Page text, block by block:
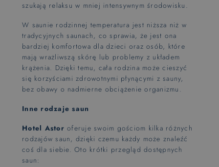
szukają relaksu w mniej intensywnym środowisku.
W saunie rodzinnej temperatura jest niższa niż w
tradycyjnych saunach, co sprawia, że jest ona
bardziej komfortowa dla dzieci oraz osób, które
mają wrażliwszą skórę lub problemy z układem
krążenia. Dzięki temu, cała rodzina może cieszyć
się korzyściami zdrowotnymi płynącymi z sauny,
bez obawy o nadmierne obciążenie organizmu.
Inne rodzaje saun
Hotel Astor oferuje swoim gościom kilka różnych
rodzajów saun, dzięki czemu każdy może znaleźć
coś dla siebie. Oto krótki przegląd dostępnych
saun: